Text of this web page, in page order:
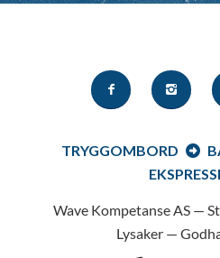
TRYGGOMBORD
Wave Kompetanse AS —
Lysaker —